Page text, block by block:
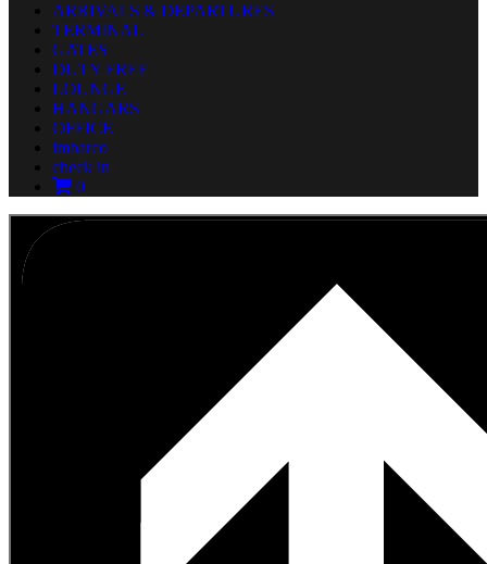
ARRIVALS & DEPARTURES
TERMINAL
GATES
DUTY FREE
LOUNGE
HANGARS
OFFICE
imbarco
check in
0